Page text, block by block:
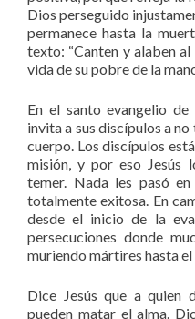
Dios perseguido
permanece hasta la
texto: “Canten y alaben
vida de su pobre de la
En el santo evangelio de
invita a sus discípulos a
cuerpo. Los discípulos
misión, y por eso Jesús
temer. Nada les pasó
totalmente exitosa. En
desde el inicio de la
persecuciones donde
muriendo mártires hasta el
Dice Jesús que a quien
pueden matar el alma.